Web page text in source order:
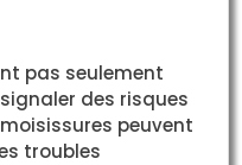
pas seulement
des risques
peuvent
troubles